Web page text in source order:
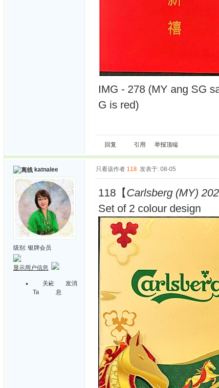
IMG - 278 (MY ang SG
G is red)
回复 引用 举报顶端
katnalee
级别: 银牌会员
显示用户信息
关注
Ta
发消
息
只看该作者 118 发表于: 08-05
118【Carlsberg (MY)
Set of 2 colour design